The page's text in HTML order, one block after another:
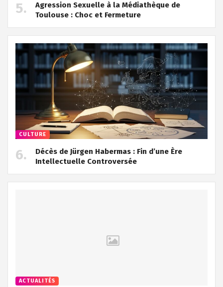
Agression Sexuelle à la Médiathèque de
Toulouse : Choc et Fermeture
CULTURE
Décès de Jürgen Habermas : Fin d’une Ère
Intellectuelle Controversée
ACTUALITÉS